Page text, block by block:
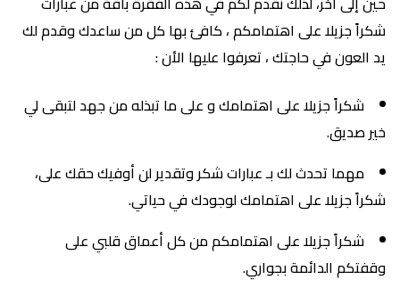
شكراً جزيلا على اهتمامكم ، كافئ بها كل من ساعدك وقدم لك
يد العون في حاجتك ، تعرفوا عليها الأن :
شكراً جزيلا على اهتمامك و على ما تبذله من جهد لتبقى لي
خير صديق.
مهما تحدث لك بـ عبارات شكر وتقدير لن أوفيك حقك على،
شكراً جزيلا على اهتمامك لوجودك في حياتي.
شكراً جزيلا على اهتمامكم من كل أعماق قلبي على
وقفتكم الدائمة بجواري.